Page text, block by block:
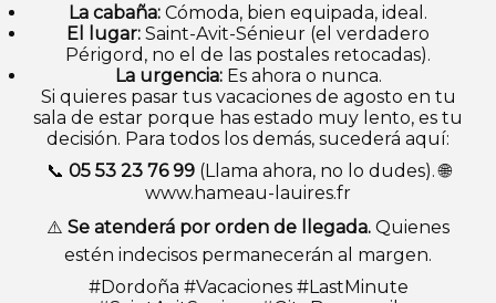
La cabaña: Cómoda, bien equipada, ideal.
El lugar: Saint-Avit-Sénieur (el verdadero
Périgord, no el de las postales retocadas).
La urgencia:Es ahora o nunca.
Si quieres pasar tus vacaciones de agosto en tu
sala de estar porque has estado muy lento, es tu
decisión. Para todos los demás, sucederá aquí:
📞 05 53 23 76 99(Llama ahora, no lo dudes). 🌐
www.hameau-lauires.fr
⚠️ Se atenderá por orden de llegada. Quienes
estén indecisos permanecerán al margen.
#Dordoña #Vacaciones #LastMinute